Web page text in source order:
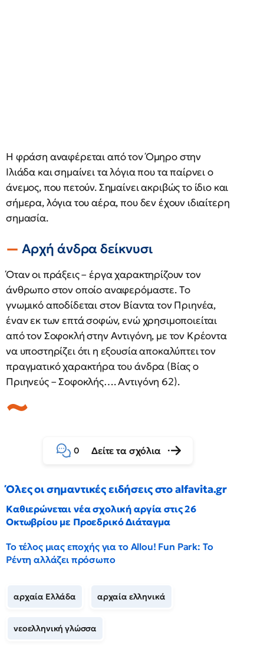
Η φράση αναφέρεται από τον Όμηρο στην
Ιλιάδα και σημαίνει τα λόγια που τα παίρνει ο
άνεμος, που πετούν. Σημαίνει ακριβώς το ίδιο και
σήμερα, λόγια του αέρα, που δεν έχουν ιδιαίτερη
σημασία.
Αρχή άνδρα δείκνυσι
Όταν οι πράξεις – έργα χαρακτηρίζουν τον
άνθρωπο στον οποίο αναφερόμαστε. Tο
γνωμικό αποδίδεται στον Βίαντα τον Πριηνέα,
έναν εκ των επτά σοφών, ενώ χρησιμοποιείται
από τον Σοφοκλή στην Αντιγόνη, με τον Κρέοντα
να υποστηρίζει ότι η εξουσία αποκαλύπτει τον
πραγματικό χαρακτήρα του άνδρα (Βίας ο
Πριηνεύς – Σοφοκλής…. Αντιγόνη 62).
0 Δείτε τα σχόλια
Όλες οι σημαντικές ειδήσεις στο alfavita.gr
Καθιερώνεται νέα σχολική αργία στις 26
Οκτωβρίου με Προεδρικό Διάταγμα
Το τέλος μιας εποχής για το Allou! Fun Park: Το
Ρέντη αλλάζει πρόσωπο
αρχαία Ελλάδα αρχαία ελληνικά
νεοελληνική γλώσσα